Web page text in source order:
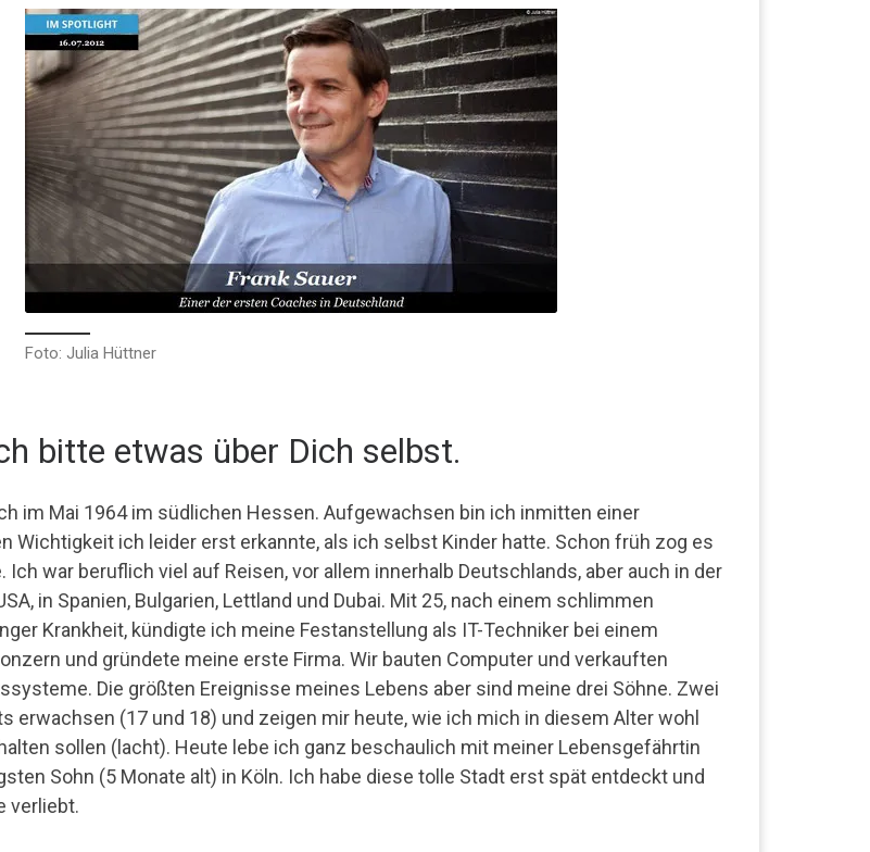
Foto: Julia Hüttner
bitte etwas über Dich selbst.
im Mai 1964 im südlichen Hessen. Aufgewachsen bin ich inmitten einer
Wichtigkeit ich leider erst erkannte, als ich selbst Kinder hatte. Schon früh zog es
Ich war beruflich viel auf Reisen, vor allem innerhalb Deutschlands, aber auch in der
in Spanien, Bulgarien, Lettland und Dubai. Mit 25, nach einem schlimmen
Krankheit, kündigte ich meine Festanstellung als IT-Techniker bei einem
und gründete meine erste Firma. Wir bauten Computer und verkauften
Die größten Ereignisse meines Lebens aber sind meine drei Söhne. Zwei
erwachsen (17 und 18) und zeigen mir heute, wie ich mich in diesem Alter wohl
sollen (lacht). Heute lebe ich ganz beschaulich mit meiner Lebensgefährtin
Sohn (5 Monate alt) in Köln. Ich habe diese tolle Stadt erst spät entdeckt und
verliebt.